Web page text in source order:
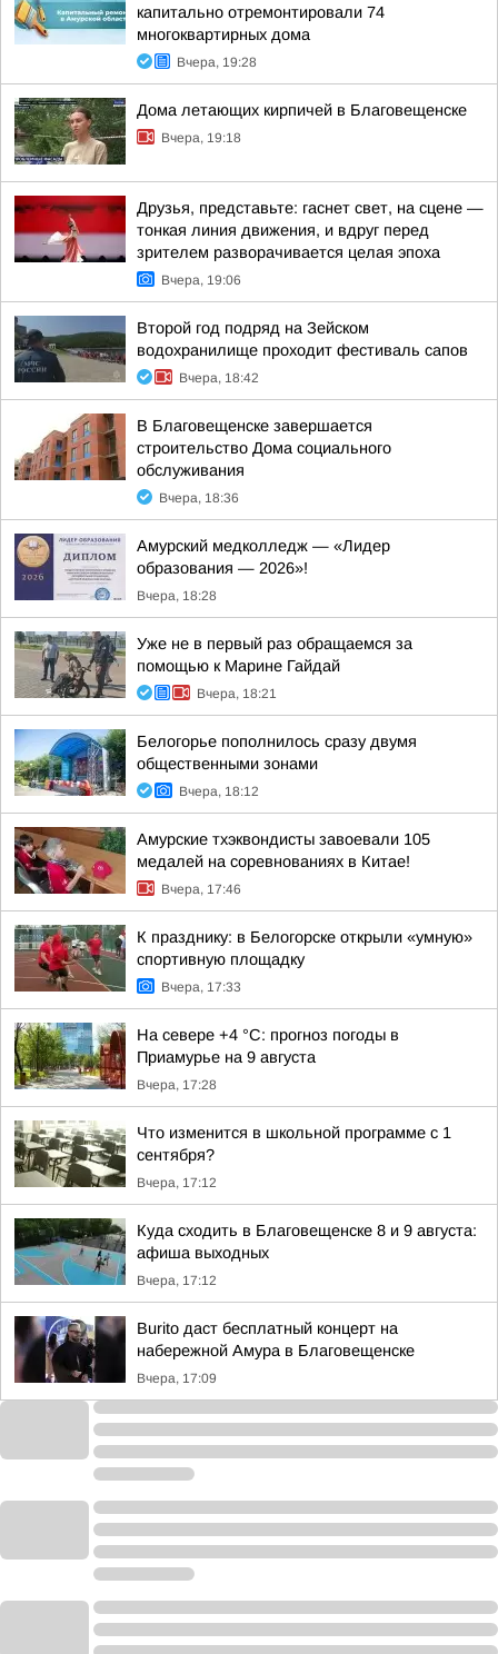
капитально отремонтировали 74
многоквартирных дома
Вчера, 19:28
Дома летающих кирпичей в Благовещенске
Вчера, 19:18
Друзья, представьте: гаснет свет, на сцене —
тонкая линия движения, и вдруг перед
зрителем разворачивается целая эпоха
Вчера, 19:06
Второй год подряд на Зейском
водохранилище проходит фестиваль сапов
Вчера, 18:42
В Благовещенске завершается
строительство Дома социального
обслуживания
Вчера, 18:36
Амурский медколледж — «Лидер
образования — 2026»!
Вчера, 18:28
Уже не в первый раз обращаемся за
помощью к Марине Гайдай
Вчера, 18:21
Белогорье пополнилось сразу двумя
общественными зонами
Вчера, 18:12
Амурские тхэквондисты завоевали 105
медалей на соревнованиях в Китае!
Вчера, 17:46
К празднику: в Белогорске открыли «умную»
спортивную площадку
Вчера, 17:33
На севере +4 °С: прогноз погоды в
Приамурье на 9 августа
Вчера, 17:28
Что изменится в школьной программе с 1
сентября?
Вчера, 17:12
Куда сходить в Благовещенске 8 и 9 августа:
афиша выходных
Вчера, 17:12
Burito даст бесплатный концерт на
набережной Амура в Благовещенске
Вчера, 17:09